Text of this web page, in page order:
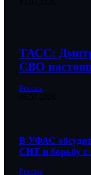
ТАСС:
СВО
Россия
В УФАС
СНТ и борьбу с
Россия